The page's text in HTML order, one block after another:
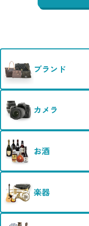
ブランド
カメラ
お酒
楽器